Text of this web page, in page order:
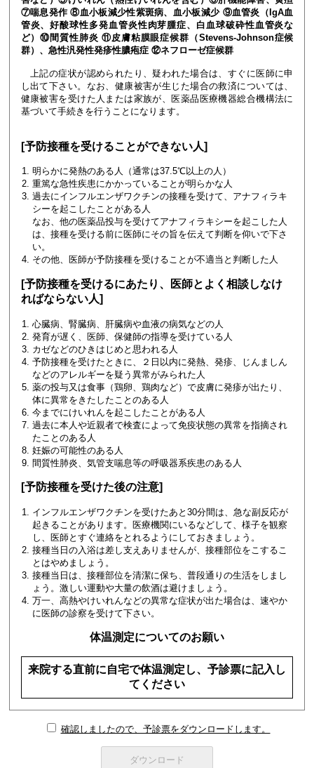
⑦喘息発作 ⑧血小板減少性紫斑病、血小板減少 ⑨血管炎（IgA血
管炎、好酸球性多発血管炎性肉芽腫症、白血球破砕性血管炎な
ど）⑩間質性肺炎 ⑪皮膚粘膜眼症候群（Stevens-Johnson症候
群）、急性汎発性発疹性膿疱症 ⑫ネフローゼ症候群
上記の症状が認められたり、疑われた場合は、すぐに医師に申
し出て下さい。なお、健康被害が生じた場合の救済については、
健康被害を受けた人または家族が、医薬品医療機器総合機構法に
基づいて手続きを行うことになります。
[予防接種を受けることができない人]
明らかに発熱のある人（通常は37.5℃以上の人）
重篤な急性疾患にかかっていることが明らかな人
過去にインフルエンザワクチンの接種を受けて、アナフィラキ
シーを起こしたことがある人
なお、他の医薬品投与を受けてアナフィラキシーを起こした人
は、接種を受ける前に医師にその旨を伝えて判断を仰いで下さ
い。
その他、医師が予防接種を受けることが不適当と判断した人
[予防接種を受けるにあたり、医師とよく相談しなけ
ればならない人]
心臓病、腎臓病、肝臓病や血液の病気などの人
発育が遅く、医師、保健師の指導を受けている人
カゼなどのひきはじめと思われる人
予防接種を受けたときに、２日以内に発熱、発疹、じんましん
などのアレルギーを疑う異常がみられた人
薬の投与又は食事（鶏卵、鶏肉など）で皮膚に発疹が出たり、
体に異常をきたしたことのある人
今までにけいれんを起こしたことがある人
過去に本人や近親者で検査によって免疫状態の異常を指摘され
たことのある人
妊娠の可能性のある人
間質性肺炎、気管支喘息等の呼吸器系疾患のある人
[予防接種を受けた後の注意]
インフルエンザワクチンを受けたあと30分間は、急な副反応が
起きることがあります。医療機関にいるなどして、様子を観察
し、医師とすぐ連絡をとれるようにしておきましょう。
接種当日の入浴は差し支えありませんが、接種部位をこするこ
とはやめましょう。
接種当日は、接種部位を清潔に保ち、普段通りの生活をしまし
ょう。激しい運動や大量の飲酒は避けましょう。
万一、高熱やけいれんなどの異常な症状が出た場合は、速やか
に医師の診察を受けて下さい。
体温測定についてのお願い
来院する直前に自宅で体温測定し、予診票に記入し
てください
確認しましたので、予診票をダウンロードします。